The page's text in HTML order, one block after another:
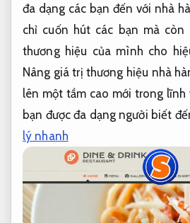
đa dạng các bạn đến với nhà
chỉ cuốn hút các bạn mà còn
thương hiệu của mình cho
Nâng giá trị thương hiệu nhà
lên một tầm cao mới trong lĩnh
bạn được đa dạng người biết
lý nhanh